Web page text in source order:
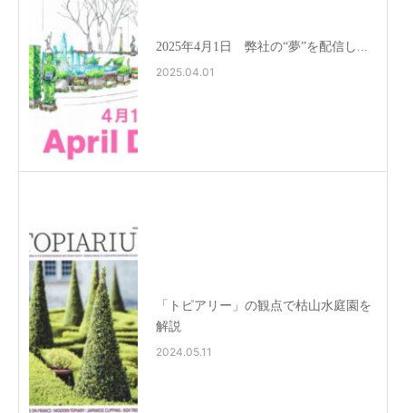
2025年4月1日 弊社の“夢”を配信し...
2025.04.01
「トピアリー」の観点で枯山水庭園を
解説
2024.05.11